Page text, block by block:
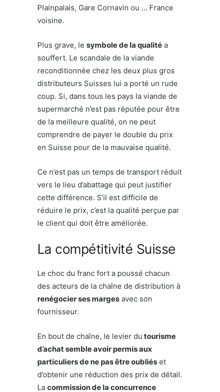
Plainpalais, Gare Cornavin ou … France
voisine.
Plus grave, le symbole de la qualité a
souffert. Le scandale de la viande
reconditionnée chez les deux plus gros
distributeurs Suisses lui a porté un rude
coup. Si, dans tous les pays la viande de
supermarché n’est pas réputée pour être
de la meilleure qualité, on ne peut
comprendre de payer le double du prix
en Suisse pour de la mauvaise qualité.
Ce n’est pas un temps de transport réduit
vers le lieu d’abattage qui peut justifier
cette différence. S’il est difficile de
réduire le prix, c’est la qualité perçue par
le client qui doit être améliorée.
La compétitivité Suisse
Le choc du franc fort a poussé chacun
des acteurs de la chaîne de distribution à
renégocier ses marges avec son
fournisseur.
En bout de chaîne, le levier du tourisme
d’achat semble avoir permis aux
particuliers de ne pas être oubliés et
d’obtenir une réduction des prix de détail.
La commission de la concurrence